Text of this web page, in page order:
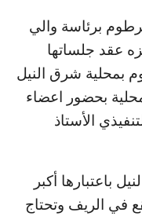
برئاسة والي
عقد جلساتها
بمحلية شرق النيل
بحضور اعضاء
الأستاذ
باعتبارها أكبر
في الريف وتحتاج